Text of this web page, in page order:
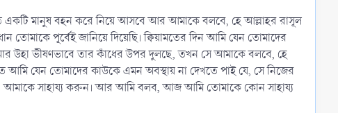
একটি মানুষ বহন করে নিয়ে আসবে আর আমাকে বলবে, হে আল্লাহর রাসূল
উহা ভীষণভাবে তার কাঁধের উপর দুলছে, তখন সে আমাকে বলবে, হে